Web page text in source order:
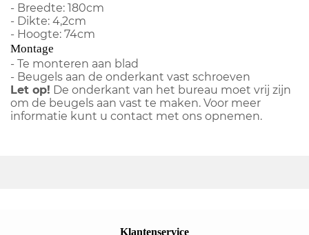
- Breedte: 180cm
- Dikte: 4,2cm
- Hoogte: 74cm
Montage
- Te monteren aan blad
- Beugels aan de onderkant vast schroeven
Let op! De onderkant van het bureau moet vrij zijn
om de beugels aan vast te maken. Voor meer
informatie kunt u contact met ons opnemen.
Klantenservice